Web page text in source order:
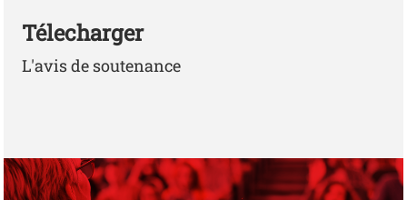
Télecharger
L'avis de soutenance